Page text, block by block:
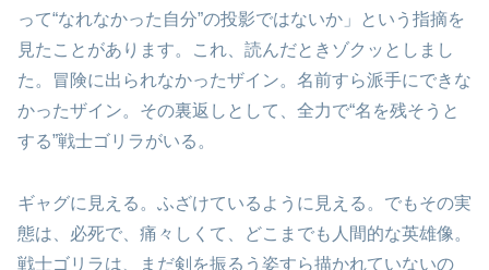
って“なれなかった自分”の投影ではないか」という指摘を
見たことがあります。これ、読んだときゾクッとしまし
た。冒険に出られなかったザイン。名前すら派手にできな
かったザイン。その裏返しとして、全力で“名を残そうと
する”戦士ゴリラがいる。
ギャグに見える。ふざけているように見える。でもその実
態は、必死で、痛々しくて、どこまでも人間的な英雄像。
戦士ゴリラは、まだ剣を振るう姿すら描かれていないの